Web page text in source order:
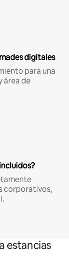
digitales
para una
área de
corporativos,
estancias